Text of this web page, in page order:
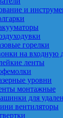
и
горелки
на входную
ленты
уровни
монтажные
для
вентиляторы